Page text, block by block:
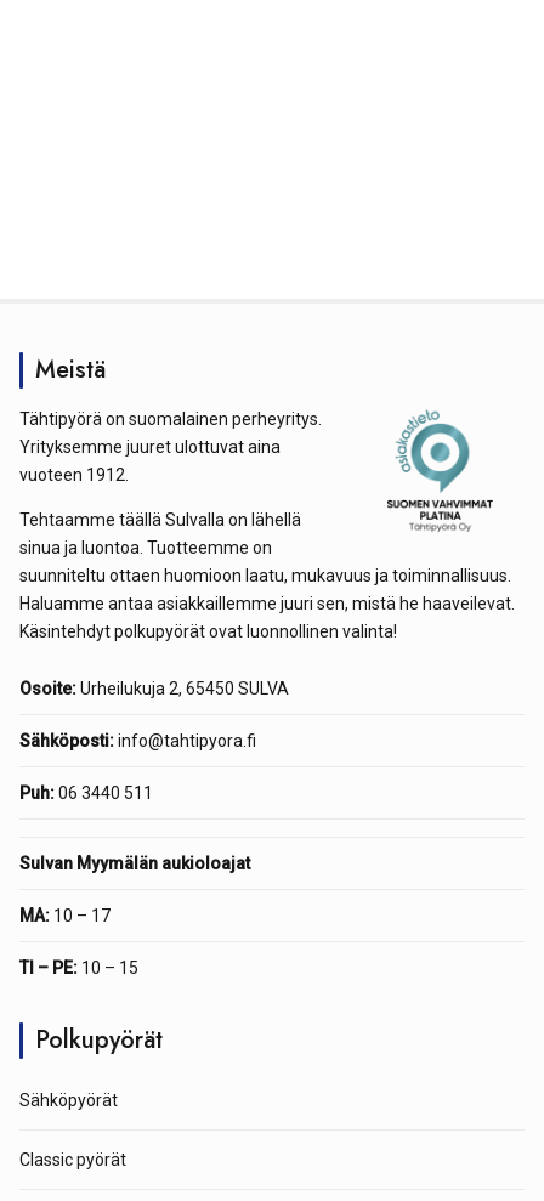
Meistä
Tähtipyörä on suomalainen perheyritys.
Yrityksemme juuret ulottuvat aina
vuoteen 1912.
Tehtaamme täällä Sulvalla on lähellä
sinua ja luontoa. Tuotteemme on
suunniteltu ottaen huomioon laatu, mukavuus ja toiminnallisuus.
Haluamme antaa asiakkaillemme juuri sen, mistä he haaveilevat.
Käsintehdyt polkupyörät ovat luonnollinen valinta!
Osoite:Urheilukuja 2, 65450 SULVA
Sähköposti:info@tahtipyora.fi
Puh:06 3440 511
Sulvan Myymälän aukioloajat
MA: 10 – 17
TI – PE: 10 – 15
Polkupyörät
Sähköpyörät
Classic pyörät